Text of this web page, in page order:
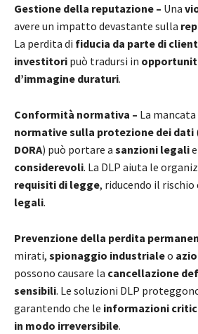
Gestione della reputazione – Una
avere un impatto devastante sulla
La perdita di fiducia da parte di
investitori può tradursi in
d’immagine duraturi.
Conformità normativa – La
normative sulla protezione dei dati
DORA) può portare a sanzioni legalie
considerevoli. La DLP aiuta le
requisiti di legge, riducendo il rischio
legali.
Prevenzione della perdita
mirati, spionaggio industrialeo
possono causare la cancellazione
sensibili. Le soluzioni DLP
garantendo che le informazioni
in modo irreversibile.